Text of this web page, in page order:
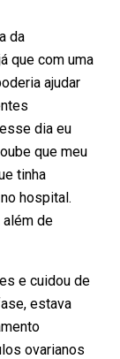
da
que com uma
ajudar
dia eu
que meu
tinha
hospital.
além de
e cuidou de
estava
ovarianos